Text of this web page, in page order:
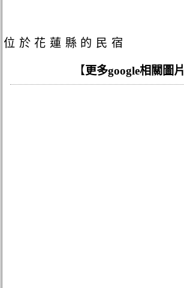
位於花蓮縣的民宿
【 更多google相關圖片